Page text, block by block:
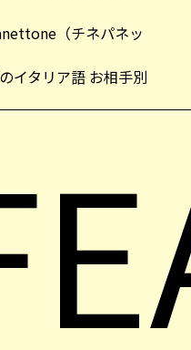
（チネパネッ
イタリア語 お相手別